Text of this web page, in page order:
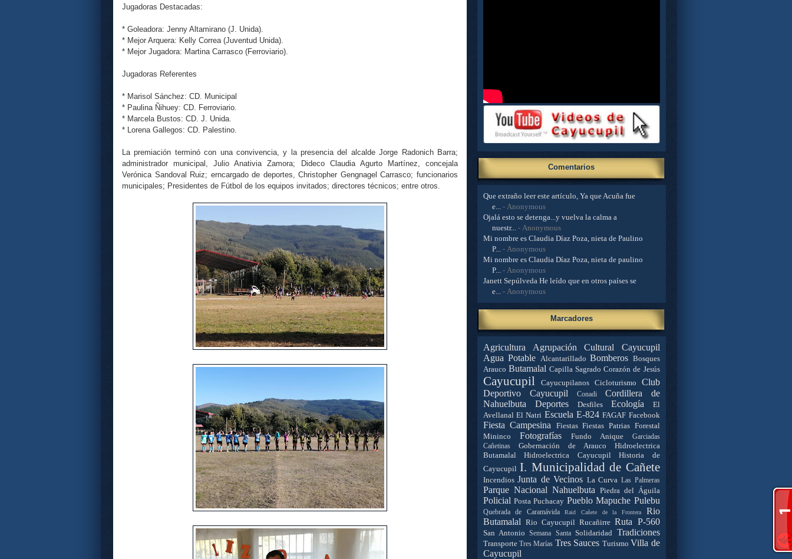
Jugadoras Destacadas:
* Goleadora: Jenny Altamirano (J. Unida).
* Mejor Arquera: Kelly Correa (Juventud Unida).
* Mejor Jugadora: Martina Carrasco (Ferroviario).
Jugadoras Referentes
* Marisol Sánchez: CD. Municipal
* Paulina Ñihuey: CD. Ferroviario.
* Marcela Bustos: CD. J. Unida.
* Lorena Gallegos: CD. Palestino.
La premiación terminó con una convivencia, y la presencia del alcalde Jorge Radonich Barra;
administrador municipal, Julio Anativia Zamora; Dideco Claudia Agurto Martínez, concejala
Verónica Sandoval Ruiz; erncargado de deportes, Christopher Gengnagel Carrasco; funcionarios
municipales; Presidentes de Fútbol de los equipos invitados; directores técnicos; entre otros.
Comentarios
Que extraño leer este artículo, Ya que Acuña fue
e...- Anonymous
Ojalá esto se detenga...y vuelva la calma a
nuestr...- Anonymous
Mi nombre es Claudia Díaz Poza, nieta de Paulino
P...- Anonymous
Mi nombre es Claudia Díaz Poza, nieta de paulino
P...- Anonymous
Janett Sepúlveda He leído que en otros países se
e...- Anonymous
Marcadores
Agricultura
Agrupación Cultural Cayucupil
Agua Potable Alcantarillado Bomberos Bosques
Arauco Butamalal Capilla Sagrado Corazón de Jesús
Cayucupil Cayucupilanos Cicloturismo
Club
Deportivo Cayucupil
Conadi
Cordillera de
Nahuelbuta
Deportes Desfiles Ecología
El
Avellanal El Natri Escuela E-824 FAGAF Facebook
Fiesta Campesina Fiestas Fiestas Patrias Forestal
Mininco
Fotografías Fundo Anique
Garciadas
Cañetinas
Gobernación de Arauco
Hidroelectrica
Butamalal
Hidroelectrica Cayucupil
Historia de
Cayucupil I. Municipalidad de Cañete
Incendios Junta de Vecinos La Curva Las Palmeras
Parque Nacional Nahuelbuta Piedra del Águila
Policial Posta Puchacay Pueblo Mapuche Pulebu
Quebrada de Caramávida Raid Cañete de la Frontera
Rio
Butamalal Rio Cayucupil Rucañirre Ruta P-560
San Antonio Semana Santa Solidaridad Tradiciones
Transporte Tres Marías Tres Sauces Turismo Villa de
Cayucupil